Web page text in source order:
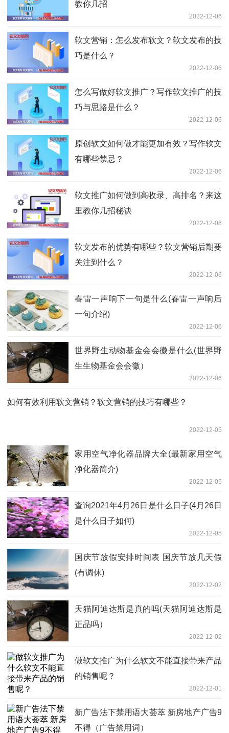
教你几招
2022-12-06
软文营销：怎么发布软文？软文发布的技
巧是什么？
2022-12-06
怎么写做好软文推广？写作软文推广的技
巧与思路是什么？
2022-12-06
原创软文如何做才能更加有效？写作软文
有哪些禁忌？
2022-12-06
软文推广如何做到高收录、高排名？来这
里教你几招秘诀
2022-12-06
软文发布的优势有哪些？软文营销后期要
关注到什么？
2022-12-06
春雷一声响下一句是什么(春雷一声响后
一句介绍)
2022-12-06
世界野生动物基金会会徽是什么(世界野
生生物基金会会徽）
2022-12-06
如何有效利用软文营销？软文营销的技巧有哪些？
2022-12-05
家用空气净化器品牌大全(最新家用空气
净化器简介)
2022-12-05
查询2021年4月26日是什么日子(4月26日
是什么日子如何)
2022-12-05
国庆节放假安排时间表 国庆节放几天假
(有调休)
2022-12-02
天猫阿迪达斯是真的吗(天猫阿迪达斯是
正品吗）
2022-12-02
做软文推广为什么软文不能直接带来产品
的销售呢？
2022-12-01
新广告法下禁用语大荟萃 新房地产广告9
不得（广告禁用词）